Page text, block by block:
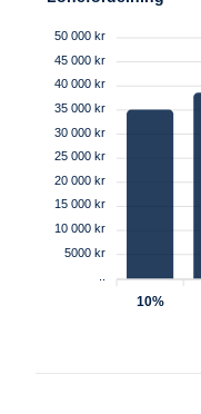
50 000 kr
45 000 kr
40 000 kr
35 000 kr
30 000 kr
25 000 kr
20 000 kr
15 000 kr
10 000 kr
5000 kr
10%